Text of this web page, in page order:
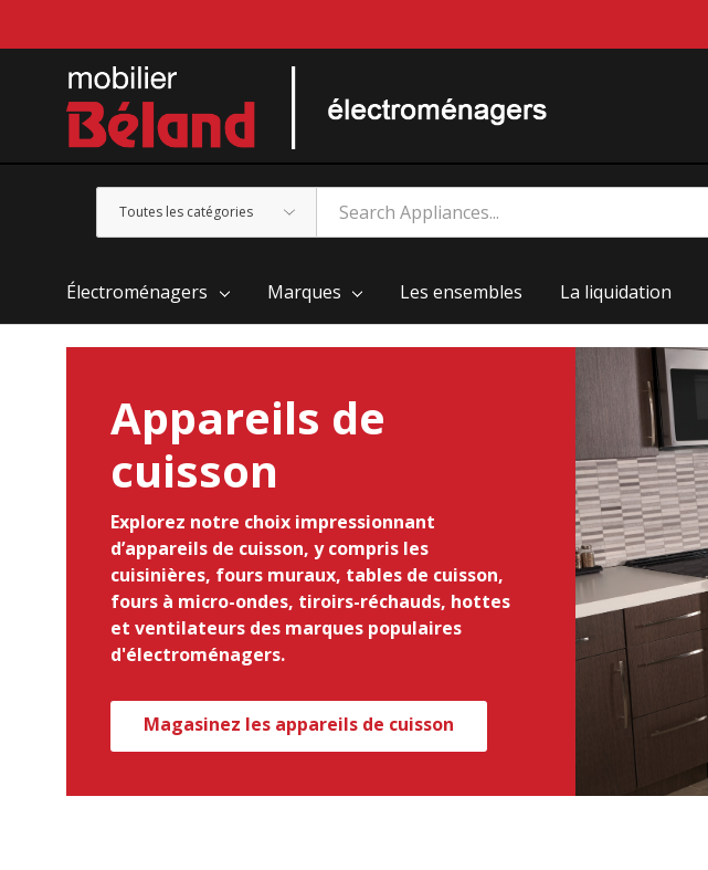
Toutes
les
Rechercher
Électroménagers Marques Les ensembles La liquidation
Appareils de
cuisson
Explorez notre choix impressionnant
d’appareils de cuisson, y compris les
cuisinières, fours muraux, tables de cuisson,
fours à micro-ondes, tiroirs-réchauds, hottes
et ventilateurs des marques populaires
d'électroménagers.
Magasinez les appareils de cuisson